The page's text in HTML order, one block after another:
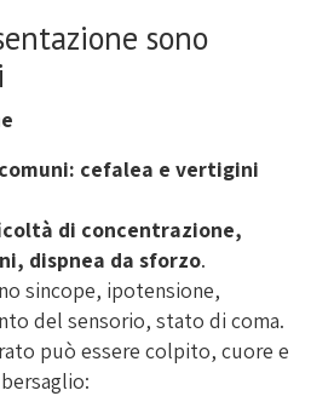
sono
cefalea e vertigini
di concentrazione,
dispnea da sforzo.
sincope, ipotensione,
del sensorio, stato di coma.
può essere colpito, cuore e